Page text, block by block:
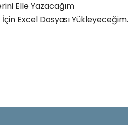
Elle Yazacağım
Excel Dosyası Yükleyeceğim.